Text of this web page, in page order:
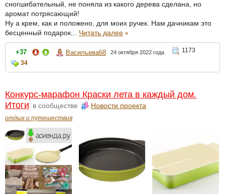
сногшибательный, не поняла из какого дерева сделана, но
аромат потрясающий!
Ну а крем, как и положено, для моих ручек. Нам дачникам это
бесценный подарок... Читать далее»
+37 Васильева68 24 октября 2022 года
1173
34
Конкурс-марафон Краски лета в каждый дом.
Итоги в сообществе Новости проекта
отдых и путешествия